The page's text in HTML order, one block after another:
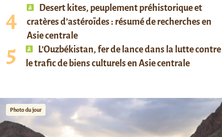
Desert kites, peuplement préhistorique et
cratères d’astéroïdes : résumé de recherches en
Asie centrale
L’Ouzbékistan, fer de lance dans la lutte contre
le trafic de biens culturels en Asie centrale
Photo du jour